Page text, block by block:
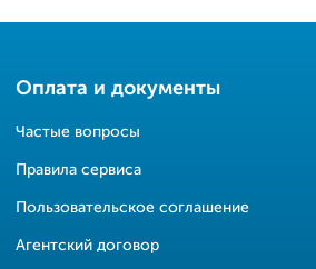
Оплата и документы
Частые вопросы
Правила сервиса
Пользовательское соглашение
Агентский договор